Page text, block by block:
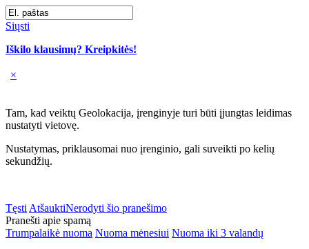
Siųsti
Iškilo klausimų? Kreipkitės!
×
Tam, kad veiktų Geolokacija, įrenginyje turi būti įjungtas leidimas
nustatyti vietovę.
Nustatymas, priklausomai nuo įrenginio, gali suveikti po kelių
sekundžių.
Tęsti AtšauktiNerodyti šio pranešimo
Pranešti apie spamą
Trumpalaikė nuoma Nuoma mėnesiui Nuoma iki 3 valandų